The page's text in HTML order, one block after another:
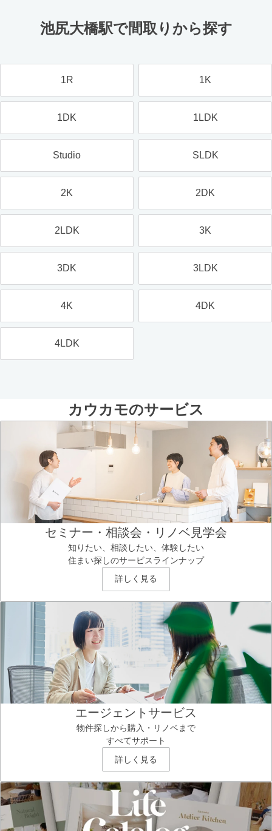
池尻大橋駅で間取りから探す
1R 1K
1DK 1LDK
Studio SLDK
2K 2DK
2LDK 3K
3DK 3LDK
4K 4DK
4LDK
カウカモのサービス
セミナー・相談会・リノベ見学会
知りたい、相談したい、体験したい
住まい探しのサービスラインナップ
詳しく見る
エージェントサービス
物件探しから購入・リノベまで
すべてサポート
詳しく見る